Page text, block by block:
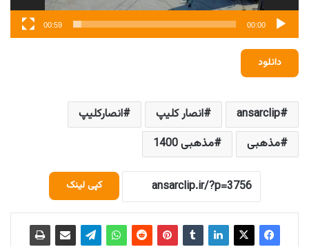
00:00
00:59
دانلود
ansarclip انصار کلیپ
انصارکلیپ
مذهبی
مذهبی 1400
کپی لینک